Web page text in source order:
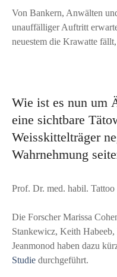
Von Bankern, Anwälten
unauffälliger Auftritt
neuestem die Krawatte
Wie ist es nun um
eine sichtbare
Weisskittelträger
Wahrnehmung
Prof. Dr. med. habil.
Die Forscher Marissa
Stankewicz, Keith
Jeanmonod haben dazu
Studie durchgeführt.